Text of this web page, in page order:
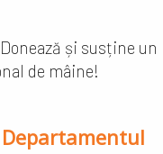
și susține un
de mâine!
Departamentul